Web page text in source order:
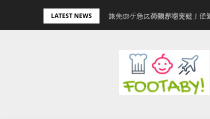
LATEST NEWS 旅先の「急に荷物が増えた」
スーツケースの限界を突破！